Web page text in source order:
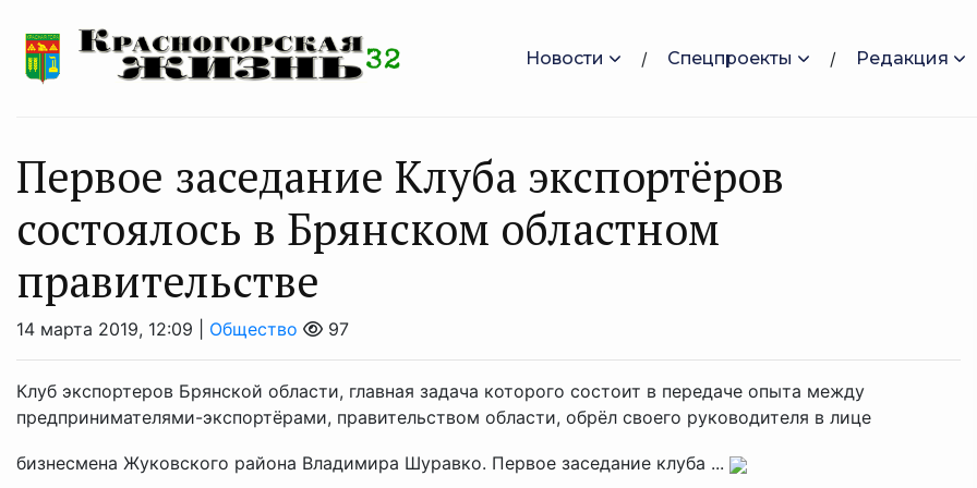
Новости Спецпроекты Редакция
Первое заседание Клуба экспортёров
состоялось в Брянском областном
правительстве
14 марта 2019, 12:09 | Общество 97
Клуб экспортеров Брянской области, главная задача которого состоит в передаче опыта между
предпринимателями-экспортёрами, правительством области, обрёл своего руководителя в лице
бизнесмена Жуковского района Владимира Шуравко. Первое заседание клуба ...